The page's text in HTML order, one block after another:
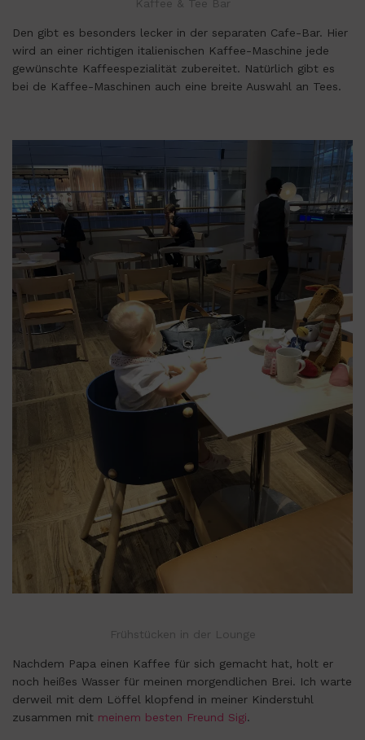
Kaffee & Tee Bar
Den gibt es besonders lecker in der separaten Cafe-Bar. Hier
wird an einer richtigen italienischen Kaffee-Maschine jede
gewünschte Kaffeespezialität zubereitet. Natürlich gibt es
bei de Kaffee-Maschinen auch eine breite Auswahl an Tees.
Frühstücken in der Lounge
Nachdem Papa einen Kaffee für sich gemacht hat, holt er
noch heißes Wasser für meinen morgendlichen Brei. Ich warte
derweil mit dem Löffel klopfend in meiner Kinderstuhl
zusammen mit meinem besten Freund Sigi.